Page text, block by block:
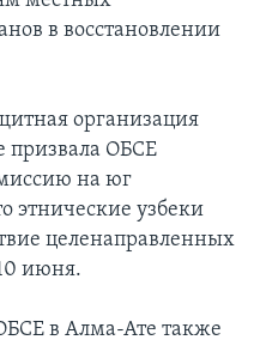
в восстановлении
организация
призвала ОБСЕ
на юг
этнические узбеки
целенаправленных
июня.
в Алма-Ате также